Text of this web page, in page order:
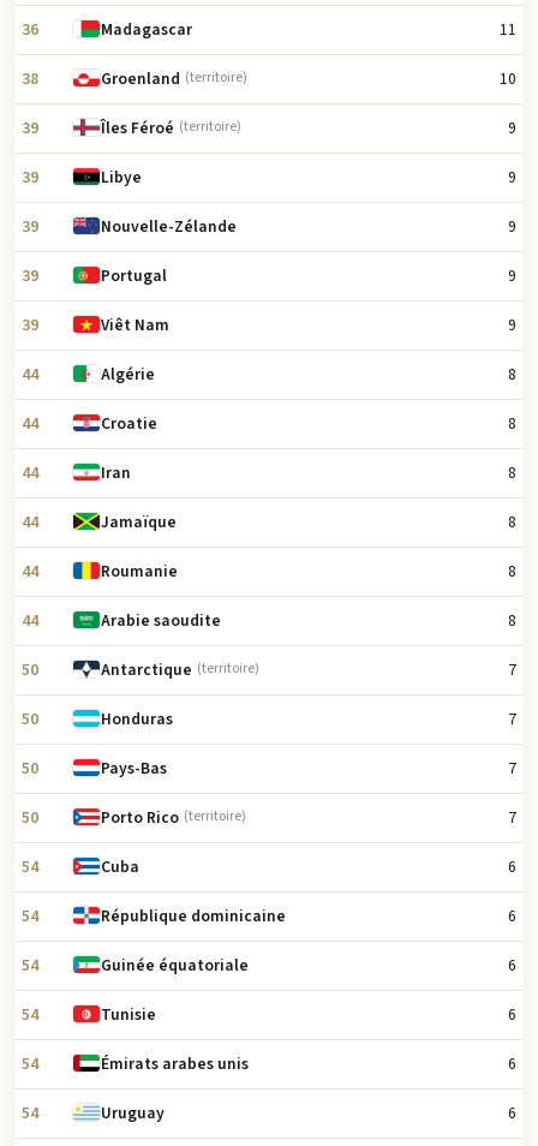
36 Madagascar 11
38 Groenland (territoire) 10
39 Îles Féroé (territoire) 9
39 Libye 9
39 Nouvelle-Zélande 9
39 Portugal 9
39 Viêt Nam 9
44 Algérie 8
44 Croatie 8
44 Iran 8
44 Jamaïque 8
44 Roumanie 8
44 Arabie saoudite 8
50 Antarctique (territoire) 7
50 Honduras 7
50 Pays-Bas 7
50 Porto Rico (territoire) 7
54 Cuba 6
54 République dominicaine 6
54 Guinée équatoriale 6
54 Tunisie 6
54 Émirats arabes unis 6
54 Uruguay 6